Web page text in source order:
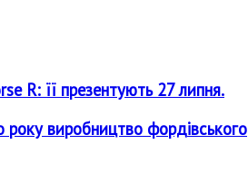
R: її презентують 27 липня.
року виробництво фордівського